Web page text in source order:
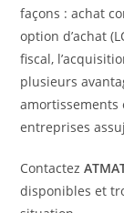
façons : achat
option d’achat
fiscal,
plusieurs
amortissements
entreprises
Contactez
disponibles et